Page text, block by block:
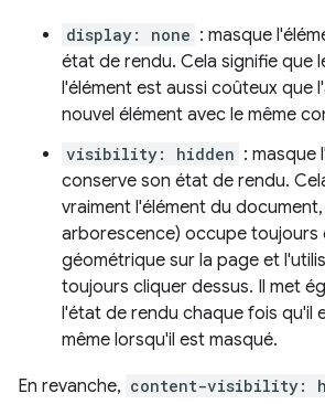
display: none : masque
état de rendu. Cela signifie que
l'élément est aussi coûteux que
nouvel élément avec le même
visibility: hidden : masque
conserve son état de rendu.
vraiment l'élément du
arborescence) occupe toujours
géométrique sur la page et
toujours cliquer dessus. Il met
l'état de rendu chaque fois qu'il
même lorsqu'il est masqué.
En revanche, content-visibility: